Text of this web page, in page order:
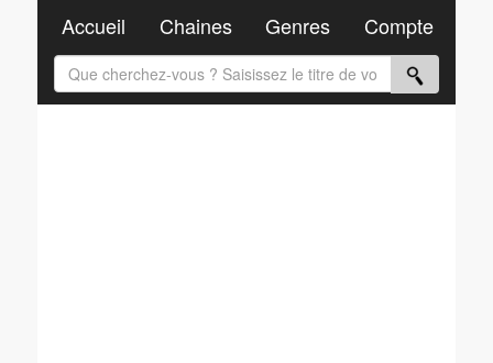
Accueil Chaines Genres Compte